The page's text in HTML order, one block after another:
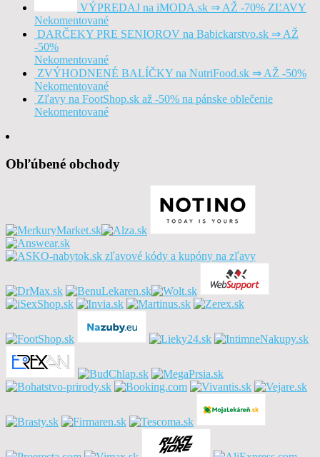
VÝPREDAJ na iMODA.sk ⇒ AŽ -70% ZĽAVY
Nekomentované
DARČEKY PRE SENIOROV na Babickarstvo.sk ⇒ AŽ
-50%
Nekomentované
ZVÝHODNENÉ BALÍČKY na NutriFood.sk ⇒ AŽ -50%
Nekomentované
Zľavy na FootShop.sk až -50% na pánske oblečenie
Nekomentované
Obľúbené obchody